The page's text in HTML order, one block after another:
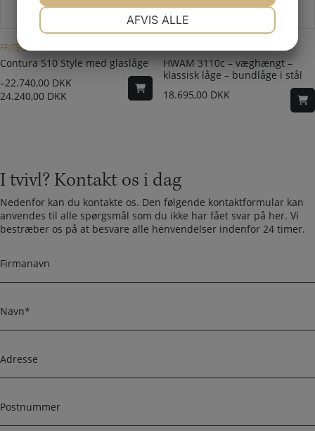
FRITSTÅENDE BRÆNDEOVN
Contura 510 Style med glaslåge
22.740,00 DKK
–
24.240,00 DKK
Dette vare har flere varianter. Mulighederne kan vælges på varesiden
HWAM 3110c – væghængt –
klassisk låge – bundlåge i stål
18.695,00 DKK
I tvivl? Kontakt os i dag
Nedenfor kan du kontakte os. Den følgende kontaktformular kan
anvendes til alle spørgsmål som du ikke har fået svar på her. Vi
bestræber os på at besvare alle henvendelser indenfor 24 timer.
i
r
a
n
v
n
a
v
d
r
s
s
o
s
MARKETING STATISTIK
AFVIS ALLE